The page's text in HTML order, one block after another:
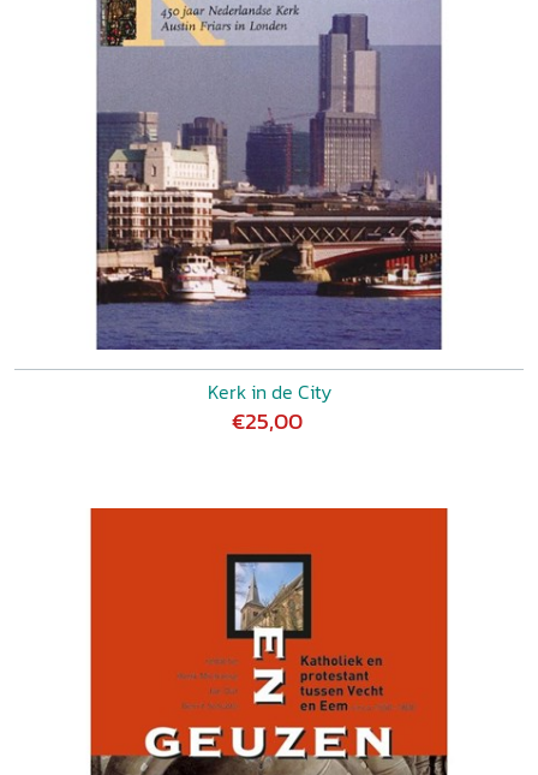
Kerk in de City
€25,00